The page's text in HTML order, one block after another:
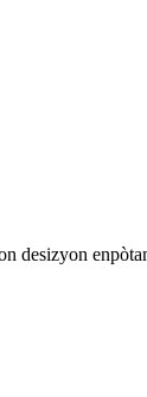
desizyon